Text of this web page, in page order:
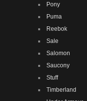
Pony
Puma
Reebok
Sale
Salomon
Saucony
Stuff
Timberland